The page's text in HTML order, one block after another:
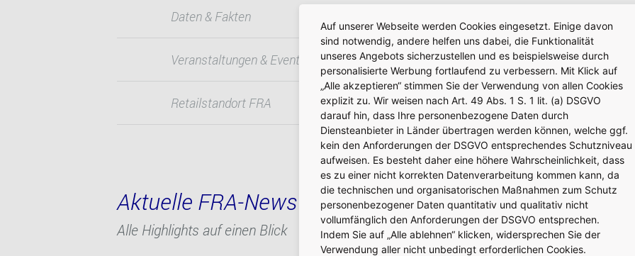
Daten & Fakten
Veranstaltungen & Events Immobilienstandort
Retailstandort FRA Frankfurt Cargohub
Aktuelle FRA-News
Alle Highlights auf einen Blick
Auf unserer Webseite werden Cookies eingesetzt. Einige davon
sind notwendig, andere helfen uns dabei, die Funktionalität
unseres Angebots sicherzustellen und es beispielsweise durch
personalisierte Werbung fortlaufend zu verbessern. Mit Klick auf
„Alle akzeptieren“ stimmen Sie der Verwendung von allen Cookies
explizit zu. Wir weisen nach Art. 49 Abs. 1 S. 1 lit. (a) DSGVO
darauf hin, dass Ihre personenbezogene Daten durch
Diensteanbieter in Länder übertragen werden können, welche ggf.
kein den Anforderungen der DSGVO entsprechendes Schutzniveau
aufweisen. Es besteht daher eine höhere Wahrscheinlichkeit, dass
es zu einer nicht korrekten Datenverarbeitung kommen kann, da
die technischen und organisatorischen Maßnahmen zum Schutz
personenbezogener Daten quantitativ und qualitativ nicht
vollumfänglich den Anforderungen der DSGVO entsprechen.
Indem Sie auf „Alle ablehnen“ klicken, widersprechen Sie der
Verwendung aller nicht unbedingt erforderlichen Cookies.